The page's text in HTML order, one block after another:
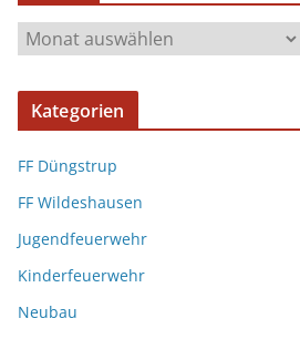
Kategorien
FF Düngstrup
FF Wildeshausen
Jugendfeuerwehr
Kinderfeuerwehr
Neubau